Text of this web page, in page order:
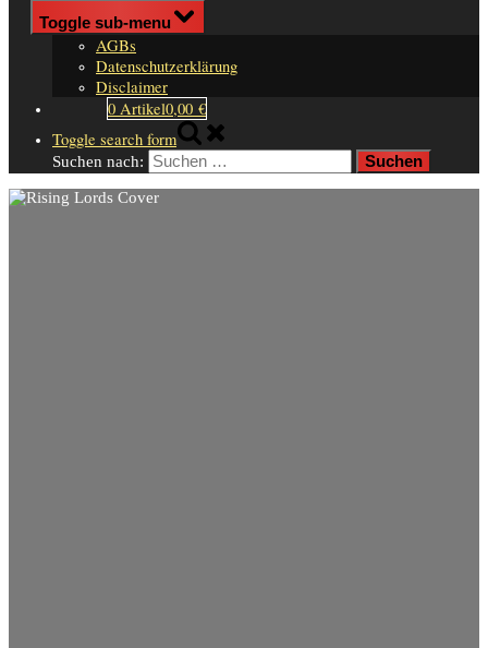
Impressum
Toggle sub-menu
AGBs
Datenschutzerklärung
Disclaimer
0 Artikel0,00 €
Toggle search form
Suchen nach: